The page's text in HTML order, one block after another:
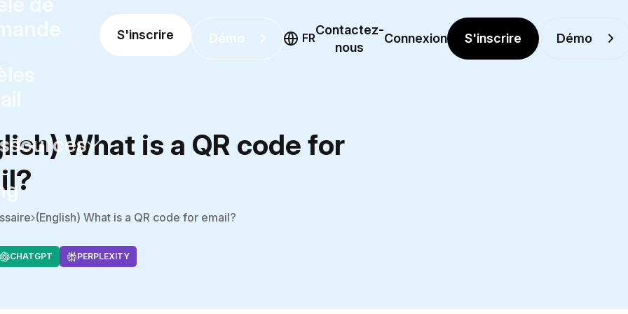
S'inscrire Démo FR
Contactez-
nous
Connexion S'inscrire Démo
What is a QR code for
(English) What is a QR code for email?
CHATGPT PERPLEXITY